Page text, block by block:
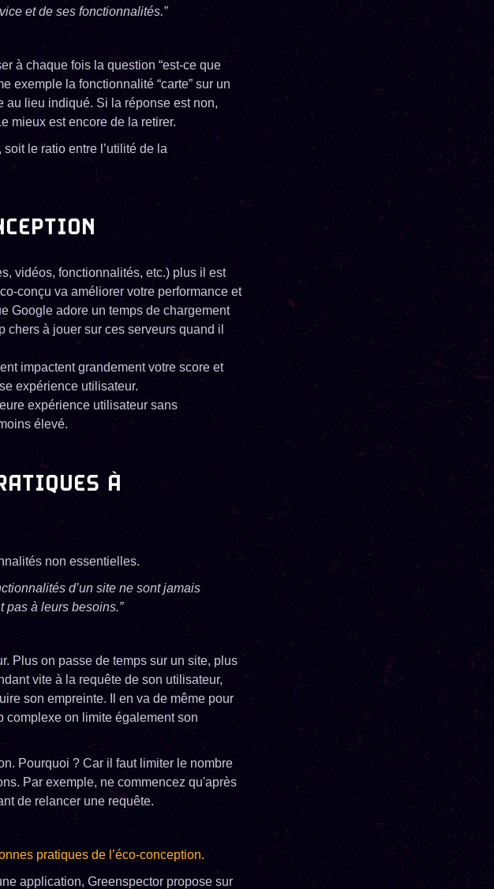
et de ses fonctionnalités.”
à chaque fois la question “est-ce que
exemple la fonctionnalité “carte” sur un
au lieu indiqué. Si la réponse est non,
mieux est encore de la retirer.
le ratio entre l’utilité de la
vidéos, fonctionnalités, etc.) plus il est
conçu va améliorer votre performance et
Google adore un temps de chargement
à jouer sur ces serveurs quand il
impactent grandement votre score et
expérience utilisateur.
expérience utilisateur sans
élevé.
À
non essentielles.
d’un site ne sont jamais
à leurs besoins.”
Plus on passe de temps sur un site, plus
vite à la requête de son utilisateur,
son empreinte. Il en va de même pour
complexe on limite également son
Pourquoi ? Car il faut limiter le nombre
Par exemple, ne commencez qu'après
de relancer une requête.
pratiques de l’éco-conception.
application, Greenspector propose sur